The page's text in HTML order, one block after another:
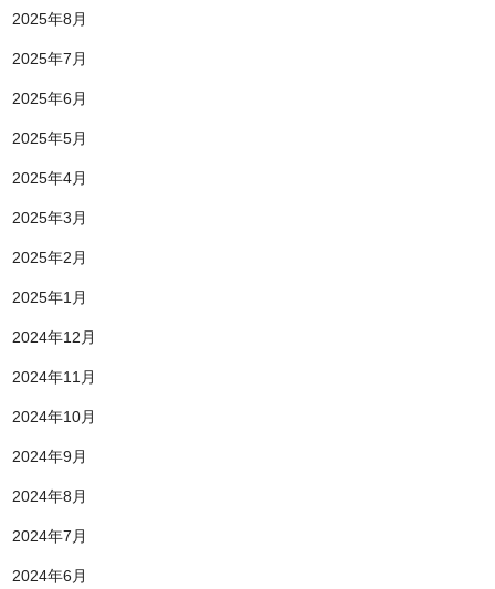
2025年8月
2025年7月
2025年6月
2025年5月
2025年4月
2025年3月
2025年2月
2025年1月
2024年12月
2024年11月
2024年10月
2024年9月
2024年8月
2024年7月
2024年6月